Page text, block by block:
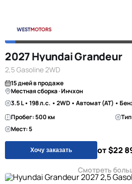
2027 Hyundai Grandeur
2,5 Gasoline 2WD
15 дней в продаже
Местная сборка · Инчхон
3.5 L • 198 л.с. • 2WD • Автомат (AT) •
Пробег: 500 км
Мест: 5
Хочу заказать от $22
Смотреть